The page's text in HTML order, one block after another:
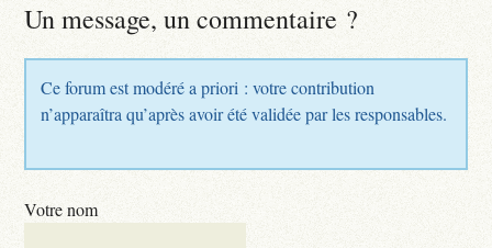
Un message, un commentaire ?
Ce forum est modéré a priori : votre contribution
n’apparaîtra qu’après avoir été validée par les responsables.
Votre nom